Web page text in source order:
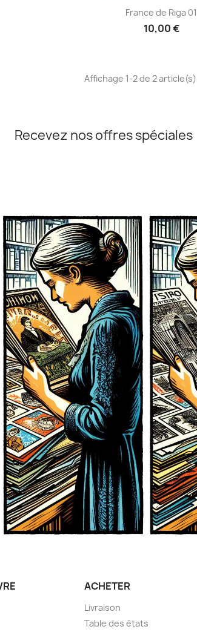
Aperçu rapide
France de Riga 01
10,00 €
Affichage 1-2 de 2 article(s)
Recevez nos offres spéciales
ACHETER
Livraison
Table des états